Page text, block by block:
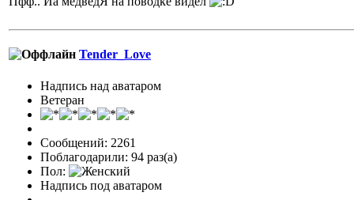
Tender_Love
Надпись над аватаром
Ветеран
Сообщений: 2261
Поблагодарили: 94 раз(а)
Пол:
Надпись под аватаром